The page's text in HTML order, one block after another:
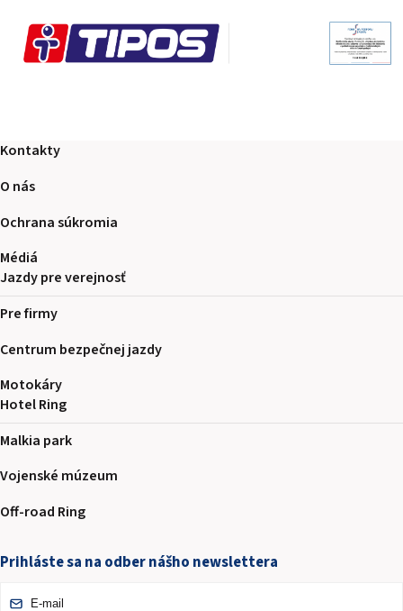
Kontakty
O nás
Ochrana súkromia
Médiá
Jazdy pre verejnosť
Pre firmy
Centrum bezpečnej jazdy
Motokáry
Hotel Ring
Malkia park
Vojenské múzeum
Off-road Ring
Prihláste sa na odber nášho newslettera